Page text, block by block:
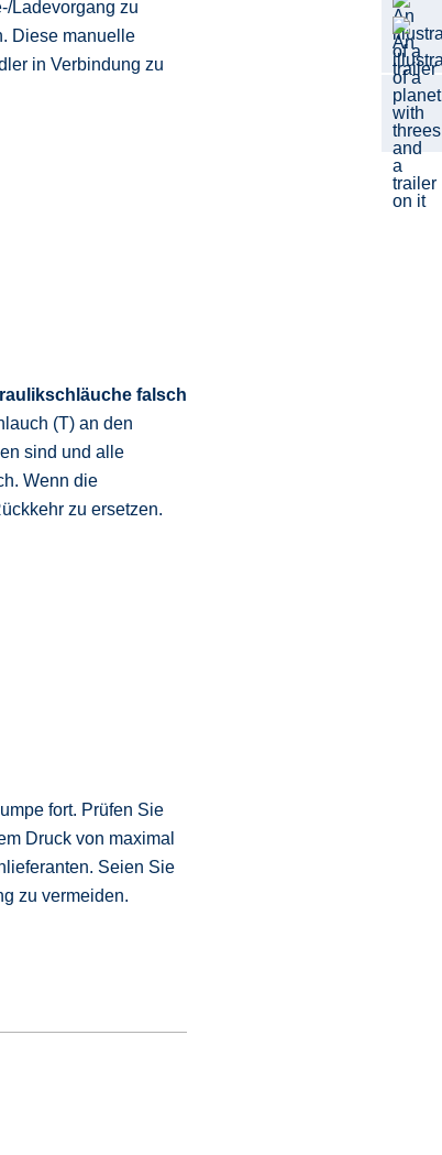
Ladevorgang zu
Diese manuelle
in Verbindung zu
falsch
(T) an den
sind und alle
Wenn die
zu ersetzen.
fort. Prüfen Sie
Druck von maximal
Seien Sie
zu vermeiden.